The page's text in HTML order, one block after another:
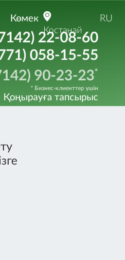
Көмек
Костанай
RU
22-08-60
058-15-55
90-23-23*
* Бизнес-клиенттер үшін
Қоңырауға тапсырыс